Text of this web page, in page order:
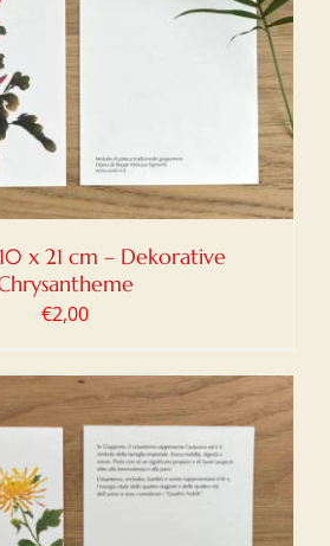
x 21 cm – Dekorative
€2,00